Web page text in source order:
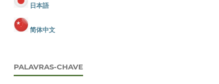
日本語
简体中文
PALAVRAS-CHAVE